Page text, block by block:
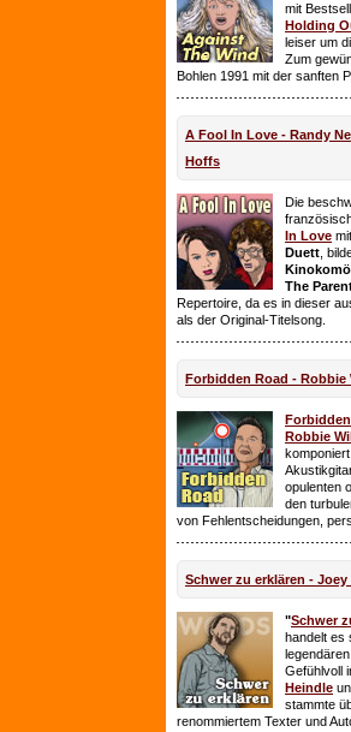
mit
Holding
leiser um
Zum
Bohlen 1991 mit der sanften
A Fool In Love - Randy
Hoffs
Die
In Love
Duett ,
The
Repertoire, da es in dieser
als der Original-Titelsong.
Forbidden Road - Robbie
Robbie
opulenten
den
von Fehlentscheidungen,
Schwer zu erklären - Joey
"Schwer
handelt es
Gefühlvoll
Heindle
stammte
renommiertem Texter und